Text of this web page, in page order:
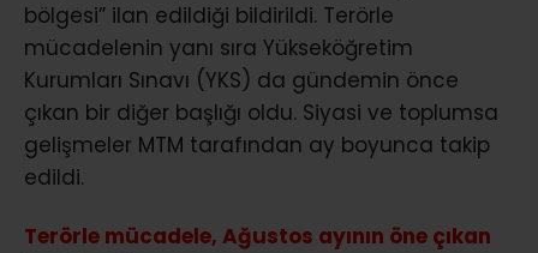
bölgesi” ilan edildiği bildirildi. Terörle
mücadelenin yanı sıra Yükseköğretim
Kurumları Sınavı (YKS) da gündemin önce
çıkan bir diğer başlığı oldu. Siyasi ve toplumsa
gelişmeler MTM tarafından ay boyunca takip
edildi.
Terörle mücadele, Ağustos ayının öne çıkan